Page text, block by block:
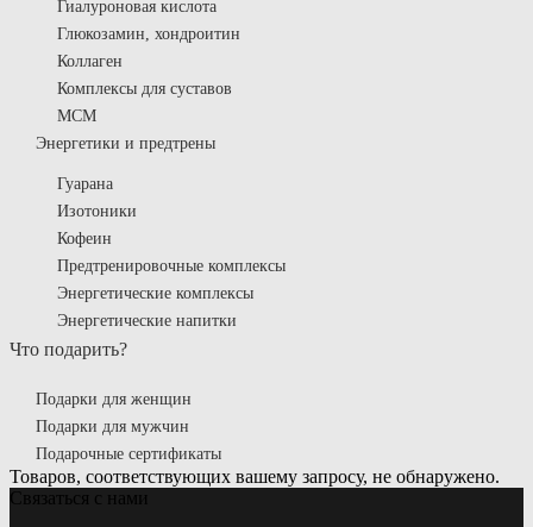
Гиалуроновая кислота
Глюкозамин, хондроитин
Коллаген
Комплексы для суставов
МСМ
Энергетики и предтрены
Гуарана
Изотоники
Кофеин
Предтренировочные комплексы
Энергетические комплексы
Энергетические напитки
Что подарить?
Подарки для женщин
Подарки для мужчин
Подарочные сертификаты
Товаров, соответствующих вашему запросу, не обнаружено.
Связаться с нами